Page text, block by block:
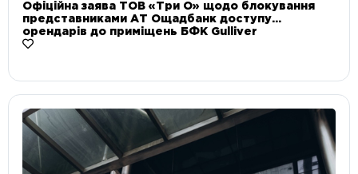
Офіційна заява ТОВ «Три О» щодо блокування
представниками АТ Ощадбанк доступу
орендарів до приміщень БФК Gulliver